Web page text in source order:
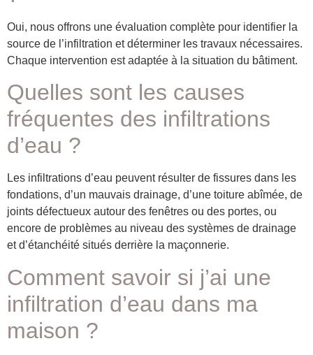
Oui, nous offrons une évaluation complète pour identifier la
source de l’infiltration et déterminer les travaux nécessaires.
Chaque intervention est adaptée à la situation du bâtiment.
Quelles sont les causes
fréquentes des infiltrations
d’eau ?
Les infiltrations d’eau peuvent résulter de fissures dans les
fondations, d’un mauvais drainage, d’une toiture abîmée, de
joints défectueux autour des fenêtres ou des portes, ou
encore de problèmes au niveau des systèmes de drainage
et d’étanchéité situés derrière la maçonnerie.
Comment savoir si j’ai une
infiltration d’eau dans ma
maison ?